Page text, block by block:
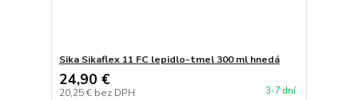
Sika Sikaflex 11 FC lepidlo-tmel 300 ml hnedá
24,90 €
20,25 € bez DPH 3-7 dní